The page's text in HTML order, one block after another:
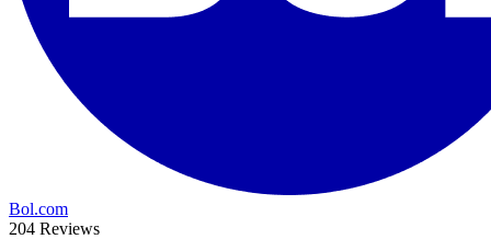
Bol.com
204 Reviews